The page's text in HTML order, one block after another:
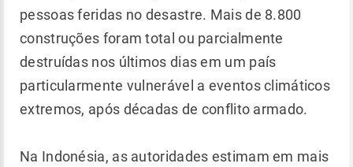
pessoas feridas no desastre. Mais de 8.800
construções foram total ou parcialmente
destruídas nos últimos dias em um país
particularmente vulnerável a eventos climáticos
extremos, após décadas de conflito armado.
Na Indonésia, as autoridades estimam em mais